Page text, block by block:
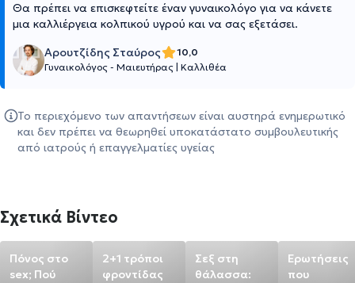
Θα πρέπει να επισκεφτείτε έναν γυναικολόγο για να κάνετε
μια καλλιέργεια κολπικού υγρού και να σας εξετάσει.
Αρουτζίδης Σταύρος
10,0
Γυναικολόγος - Μαιευτήρας Καλλιθέα
Το περιεχόμενο των απαντήσεων είναι αυστηρά ενημερωτικό
και δεν πρέπει να θεωρηθεί υποκατάστατο συμβουλευτικής
από ιατρούς ή επαγγελματίες υγείας
Σχετικά Βίντεο
Πόνος στο
sex; Πού
2+1 τρόποι
φροντίδας
Σεξ στη
θάλασσα:
Ερωτήσεις
που